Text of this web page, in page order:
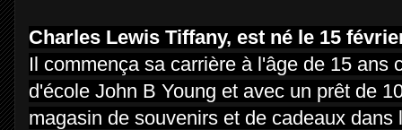
Charles Lewis Tiffany, est né le 15
Il commença sa carrière à l'âge de 15
d'école John B Young et avec un prêt de
magasin de souvenirs et de cadeaux